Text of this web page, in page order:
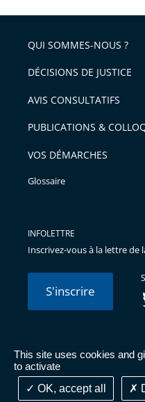
This site uses cookies and
to activate
OK, accept all
QUI SOMMES-NOUS ?
DÉCISIONS DE JUSTICE
AVIS CONSULTATIFS
PUBLICATIONS &
VOS DÉMARCHES
Glossaire
INFOLETTRE
Inscrivez-vous à la lettre de
S'inscrire
© Conseil d'État 2026 -
personnelles-Publications
partiellement conforme